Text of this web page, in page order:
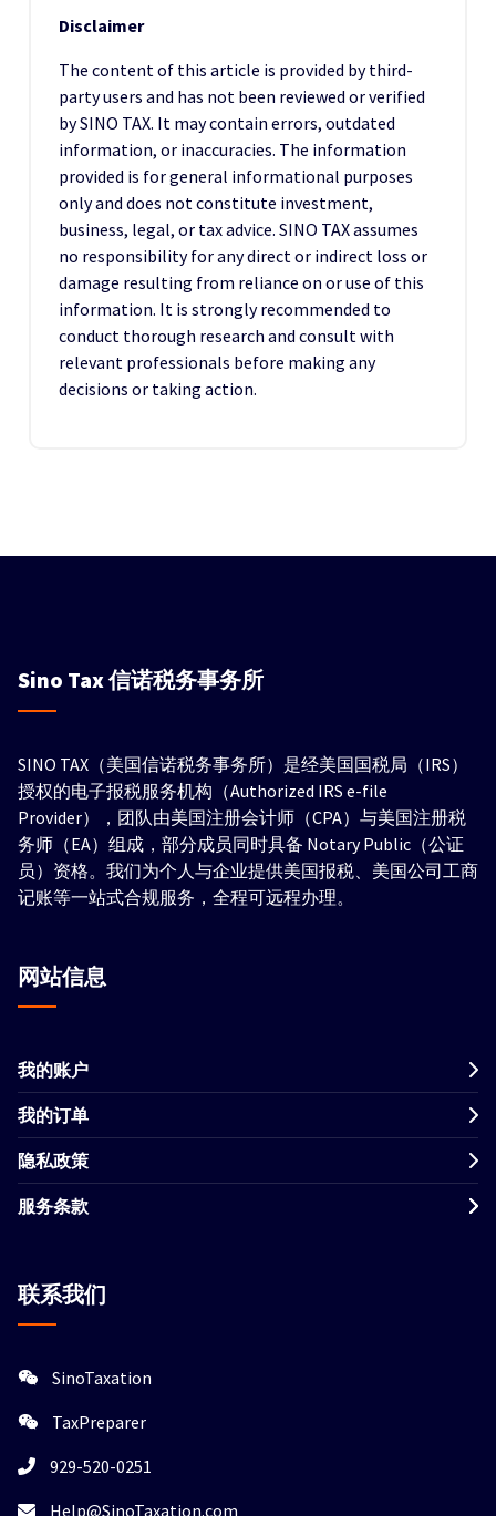
Disclaimer
The content of this article is provided by third-
party users and has not been reviewed or verified
by SINO TAX. It may contain errors, outdated
information, or inaccuracies. The information
provided is for general informational purposes
only and does not constitute investment,
business, legal, or tax advice. SINO TAX assumes
no responsibility for any direct or indirect loss or
damage resulting from reliance on or use of this
information. It is strongly recommended to
conduct thorough research and consult with
relevant professionals before making any
decisions or taking action.
Sino Tax信诺税务事务所
SINO TAX（美国信诺税务事务所）是经美国国税局（IRS）
授权的电子报税服务机构（Authorized IRS e-file
Provider），团队由美国注册会计师（CPA）与美国注册税
务师（EA）组成，部分成员同时具备 Notary Public（公证
员）资格。我们为个人与企业提供美国报税、美国公司工商
记账等一站式合规服务，全程可远程办理。
网站信息
我的账户
我的订单
隐私政策
服务条款
联系我们
SinoTaxation
TaxPreparer
929-520-0251
Help@SinoTaxation.com